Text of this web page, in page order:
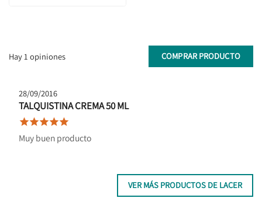
Hay 1 opiniones COMPRAR PRODUCTO
28/09/2016
TALQUISTINA CREMA 50 ML

Muy buen producto
VER MÁS PRODUCTOS DE LACER